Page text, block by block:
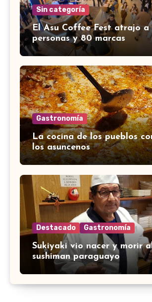
Sin categoría
El Asu Coffee Fest atrajo a
personas y 80 marcas
Gastronomía
La cocina de los pueblos
los asuncenos
Destacado Gastronomía
Sukiyaki vio nacer y morir
sushiman paraguayo